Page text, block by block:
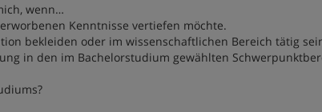
wenn…
Kenntnisse vertiefen möchte.
bekleiden oder im wissenschaftlichen Bereich tätig
in den im Bachelorstudium gewählten